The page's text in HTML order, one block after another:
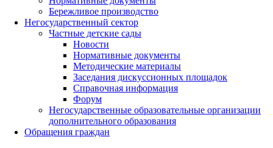
Бережливое производство
Негосударственный сектор
Частные детские сады
Новости
Нормативные документы
Методические материалы
Заседания дискуссионных площадок
Справочная информация
Форум
Негосударственные образовательные организации
дополнительного образования
Обращения граждан